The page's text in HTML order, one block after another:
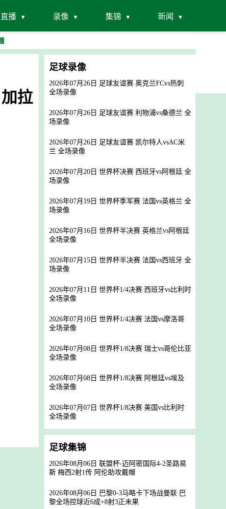
直播 录像 集锦 新闻
拉
足球录像
2026年07月26日 足球友谊赛 奥克兰FCvs热刺
全场录像
2026年07月26日 足球友谊赛 利物浦vs桑德兰 全
场录像
2026年07月26日 足球友谊赛 凯尔特人vsAC米
兰 全场录像
2026年07月20日 世界杯决赛 西班牙vs阿根廷 全
场录像
2026年07月19日 世界杯季军赛 法国vs英格兰 全
场录像
2026年07月16日 世界杯半决赛 英格兰vs阿根廷
全场录像
2026年07月15日 世界杯半决赛 法国vs西班牙 全
场录像
2026年07月11日 世界杯1/4决赛 西班牙vs比利时
全场录像
2026年07月10日 世界杯1/4决赛 法国vs摩洛哥
全场录像
2026年07月08日 世界杯1/8决赛 瑞士vs哥伦比亚
全场录像
2026年07月08日 世界杯1/8决赛 阿根廷vs埃及
全场录像
2026年07月07日 世界杯1/8决赛 美国vs比利时
全场录像
足球集锦
2026年08月06日 联盟杯-迈阿密国际4-2圣路易
斯 梅西2射1传 阿伦助攻戴帽
2026年08月06日 巴黎0-3马略卡下场战曼联 巴
黎全场控球近6成+8射3正未果